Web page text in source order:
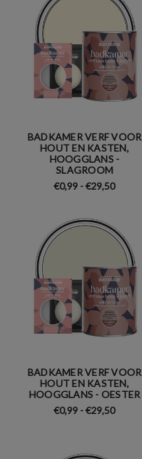
BADKAMER VERF VOOR
HOUT EN KASTEN,
HOOGGLANS -
SLAGROOM
€0,99 - €29,50
BADKAMER VERF VOOR
HOUT EN KASTEN,
HOOGGLANS - OESTER
€0,99 - €29,50